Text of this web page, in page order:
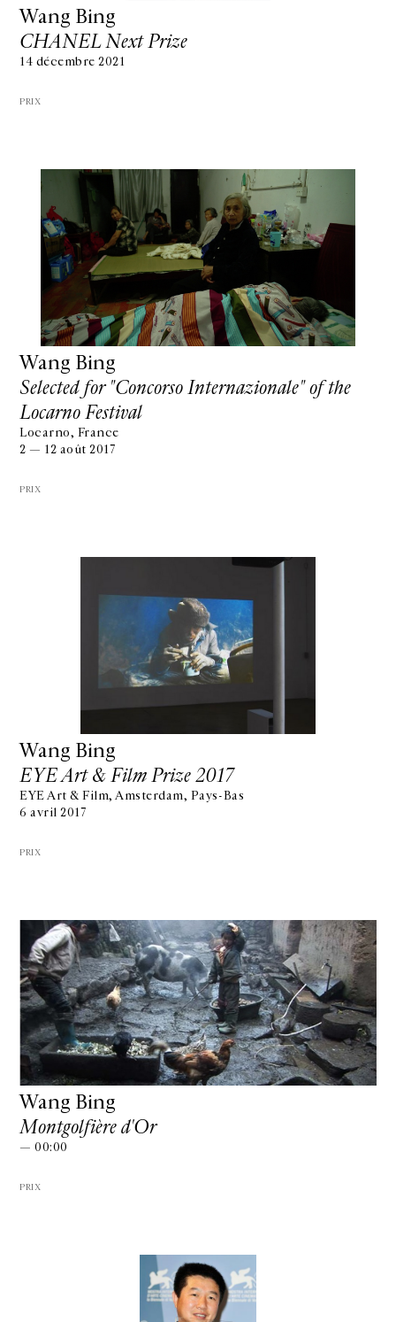
Wang Bing
CHANEL Next Prize
14 décembre 2021
PRIX
Wang Bing
Selected for "Concorso Internazionale" of the
Locarno Festival
Locarno, France
2 — 12 août 2017
PRIX
Wang Bing
EYE Art & Film Prize 2017
EYE Art & Film, Amsterdam, Pays-Bas
6 avril 2017
PRIX
Wang Bing
Montgolfière d'Or
— 00:00
PRIX
GALERIE CHANTAL CROUSEL
10 RUE CHARLOT, 75003 PARIS